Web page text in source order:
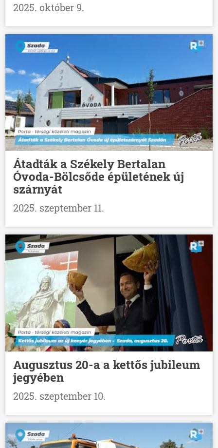
2025. október 9.
Átadták a Székely Bertalan
Óvoda-Bölcsőde épületének új
szárnyát
2025. szeptember 11.
Augusztus 20-a a kettős jubileum
jegyében
2025. szeptember 10.